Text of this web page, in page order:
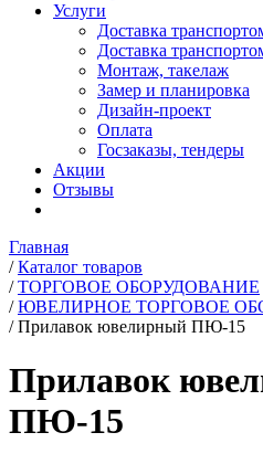
Услуги
Доставка
Доставка
Монтаж, такелаж
Замер и планировка
Дизайн-проект
Оплата
Госзаказы, тендеры
Акции
Отзывы
Главная
/ Каталог товаров
/ ТОРГОВОЕ ОБОРУДОВАНИЕ
/ ЮВЕЛИРНОЕ ТОРГОВОЕ
/ Прилавок ювелирный ПЮ-15
Прилавок
ПЮ-15